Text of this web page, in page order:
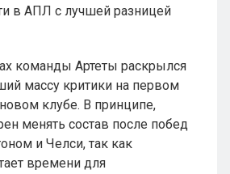
в АПЛ с лучшей разницей
команды Артеты раскрылся
массу критики на первом
клубе. В принципе,
менять состав после побед
и Челси, так как
времени для